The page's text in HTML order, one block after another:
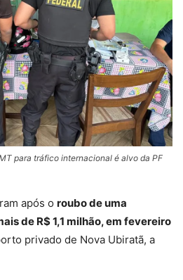
para tráfico internacional é alvo da PF
após o roubo de uma
de R$ 1,1 milhão, em fevereiro
privado de Nova Ubiratã, a